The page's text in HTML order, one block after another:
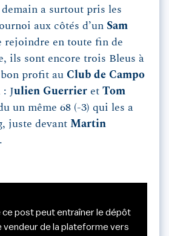
demain a surtout pris les
aux côtés d’un Sam
rejoindre en toute fin de
ils sont encore trois Bleus à
profit au Club de Campo
: Julien Guerrier et Tom
un même 68 (-3) qui les a
juste devant Martin
ce post peut entraîner le dépôt
vendeur de la plateforme vers